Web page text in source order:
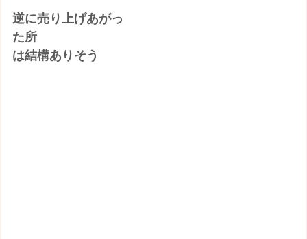
逆に売り上げあがっ
た所
は結構ありそう